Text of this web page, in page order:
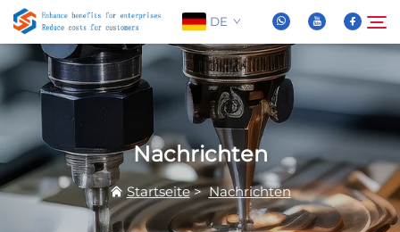
DE
Über Uns
Produkte
Nachrichten
Suche
Nachrichten
Startseite>Nachrichten